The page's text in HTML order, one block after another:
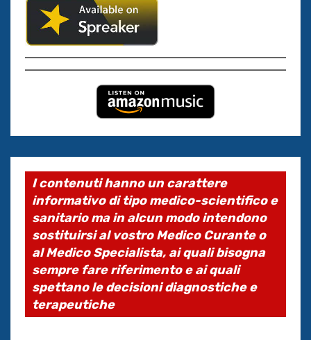
I contenuti hanno un carattere
informativo di tipo medico-scientifico e
sanitario ma in alcun modo intendono
sostituirsi al vostro Medico Curante o
al Medico Specialista, ai quali bisogna
sempre fare riferimento e ai quali
spettano le decisioni diagnostiche e
terapeutiche